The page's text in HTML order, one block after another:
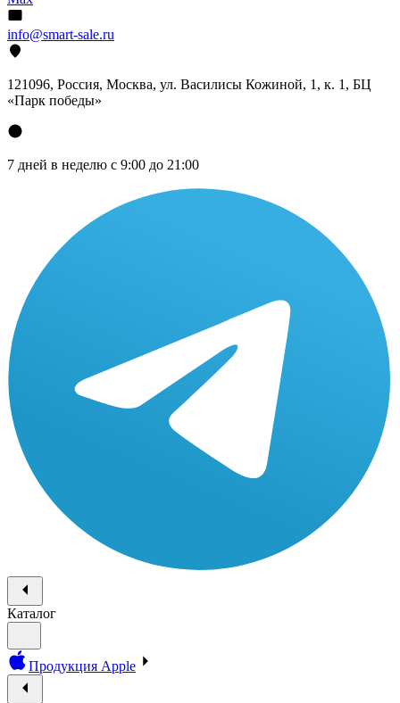
info@smart-sale.ru
121096, Россия, Москва, ул. Василисы Кожиной, 1, к. 1, БЦ
«Парк победы»
7 дней в неделю с 9:00 до 21:00
Каталог
Продукция Apple